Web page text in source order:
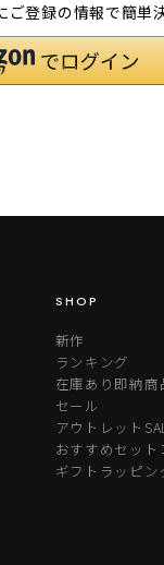
ご登録の情報で簡単
SHOP
新作
ランキング
在庫あり即納商
セール
アウトレット
おすすめセット
ギフトラッピン